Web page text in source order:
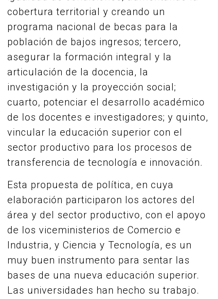
cobertura territorial y creando un
programa nacional de becas para la
población de bajos ingresos; tercero,
asegurar la formación integral y la
articulación de la docencia, la
investigación y la proyección social;
cuarto, potenciar el desarrollo académico
de los docentes e investigadores; y quinto,
vincular la educación superior con el
sector productivo para los procesos de
transferencia de tecnología e innovación.
Esta propuesta de política, en cuya
elaboración participaron los actores del
área y del sector productivo, con el apoyo
de los viceministerios de Comercio e
Industria, y Ciencia y Tecnología, es un
muy buen instrumento para sentar las
bases de una nueva educación superior.
Las universidades han hecho su trabajo.